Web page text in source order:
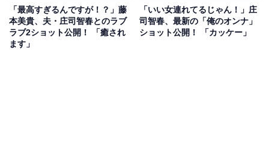
「最高すぎるんですが！？」藤
本美貴、夫・庄司智春とのラブ
ラブ2ショット公開！ 「癒され
ます」
「いい女連れてるじゃん！」庄
司智春、最新の「俺のオンナ」
ショット公開！ 「カッケー」